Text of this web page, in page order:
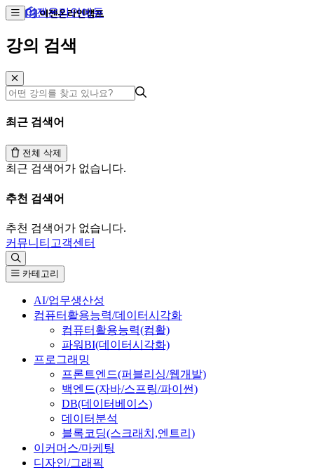
이젠온라인에듀
강의 검색
최근 검색어
전체 삭제
최근 검색어가 없습니다.
추천 검색어
추천 검색어가 없습니다.
커뮤니티 고객센터
카테고리
AI/업무생산성
컴퓨터활용능력/데이터시각화
컴퓨터활용능력(컴활)
파워BI(데이터시각화)
프로그래밍
프론트엔드(퍼블리싱/웹개발)
백엔드(자바/스프링/파이썬)
DB(데이터베이스)
데이터분석
블록코딩(스크래치,엔트리)
이커머스/마케팅
디자인/그래픽